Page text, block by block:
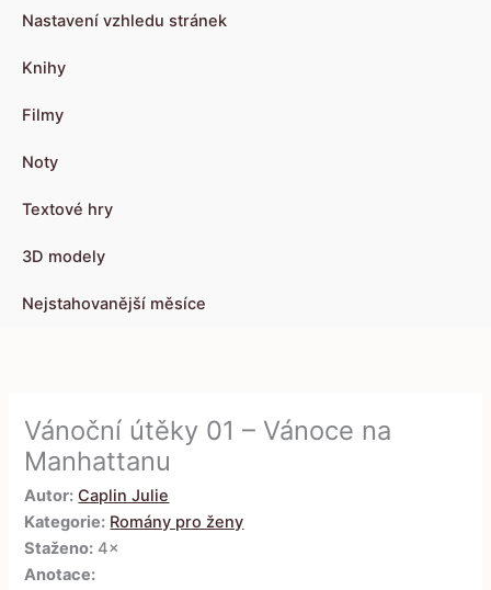
Nastavení vzhledu stránek
Knihy
Filmy
Noty
Textové hry
3D modely
Nejstahovanější měsíce
Vánoční útěky 01 – Vánoce na
Manhattanu
Autor: Caplin Julie
Kategorie: Romány pro ženy
Staženo: 4×
Anotace: